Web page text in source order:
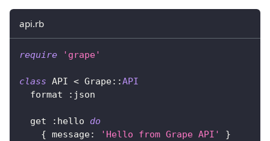
api.rb
require 'grape'
class API < Grape::API
  format
:json
  get
:hello
do
{ message: 'Hello from Grape API'
}